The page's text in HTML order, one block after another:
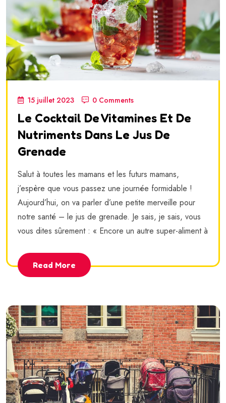
15 juillet 2023 0 Comments
Le Cocktail De Vitamines Et De
Nutriments Dans Le Jus De
Grenade
Salut à toutes les mamans et les futurs mamans,
j’espère que vous passez une journée formidable !
Aujourd’hui, on va parler d’une petite merveille pour
notre santé – le jus de grenade. Je sais, je sais, vous
vous dites sûrement : « Encore un autre super-aliment à
Read More